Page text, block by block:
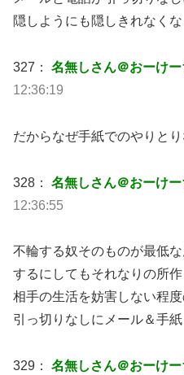
隠しようにも隠しきれなくな
327： 名無しさん＠おーけ
12:36:19
だからなぜ手紙でのやりと
328： 名無しさん＠おーけ
12:36:55
不輪する奴そのものが最低な
するにしてもそれなりの所
相手の生活を妨害しない程度
引っ切りなしにメール＆手紙
329： 名無しさん＠おーけ